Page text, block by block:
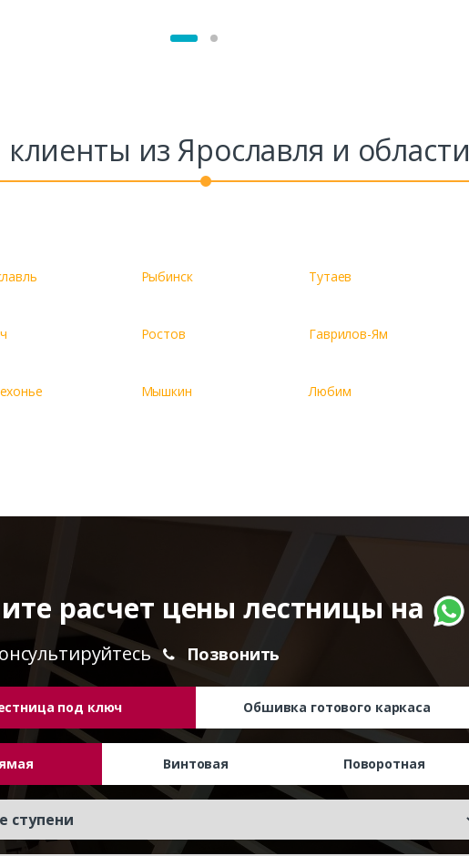
из Ярославля и области
Рыбинск Тутаев
Ростов Гаврилов-Ям
Мышкин Любим
расчет цены лестницы на
Позвонить
под ключ Обшивка готового каркаса
Винтовая Поворотная